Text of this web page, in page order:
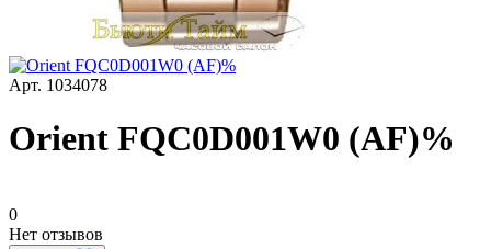
Арт. 1034078
Orient FQC0D001W0 (AF)%
0
Нет отзывов